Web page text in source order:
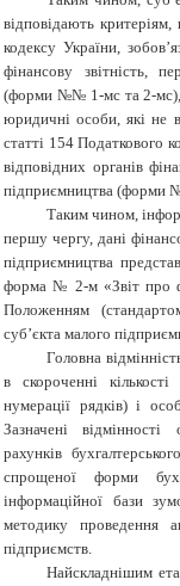
відповідають
кодексу України,
фінансову звітність,
(форми №№ 1-мс та 2-мс),
юридичні особи, які не
статті 154 Податкового
відповідних органів
підприємництва (форми
Таким чином,
першу чергу, дані
підприємництва
форма № 2-м «Звіт про
Положенням
суб’єкта малого
Головна
в скороченні
нумерації рядків) і
Зазначені
рахунків
спрощеної форми
інформаційної бази
методику проведення
підприємств.
Найскладнішим